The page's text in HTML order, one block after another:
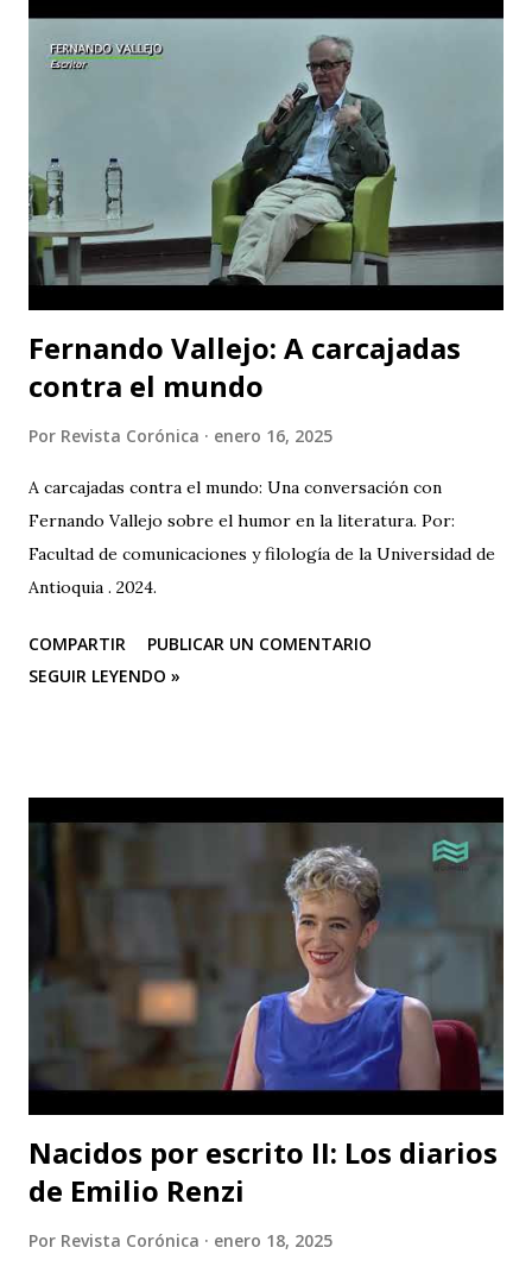
Galponcito De Umbral- Correo De Voz Teatro , Candela
Teatro y CASA TEA -Teatro Estudio Alcaraván- este último,
organizador del festival. Teatro Estudio Alcaraván, las
salas del corredor cultural, los grupos y artistas
participantes les hacen una cordial invitación al público
capitalino y a los espectadores del arte y la cultura en la
ciudad (y fuera de ella) para que asistan a la tercera versión
de este festival internacional de teatro que este año les ...
Fernando Vallejo: A carcajadas
contra el mundo
Por Revista Corónica enero 16, 2025
A carcajadas contra el mundo: Una conversación con
Fernando Vallejo sobre el humor en la literatura. Por:
Facultad de comunicaciones y filología de la Universidad de
Antioquia . 2024.
COMPARTIR
PUBLICAR UN COMENTARIO
SEGUIR LEYENDO »
Nacidos por escrito II: Los diarios
de Emilio Renzi
Por Revista Corónica enero 18, 2025